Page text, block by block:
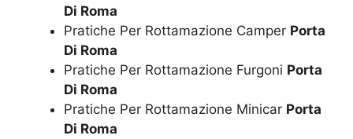
Di Roma
Pratiche Per Rottamazione Camper Porta
Di Roma
Pratiche Per Rottamazione Furgoni Porta
Di Roma
Pratiche Per Rottamazione Minicar Porta
Di Roma